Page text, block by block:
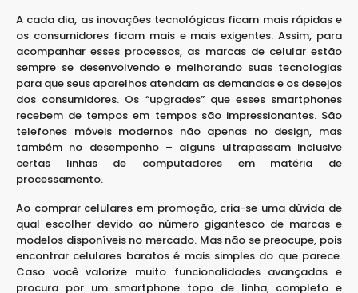
A cada dia, as inovações tecnológicas ficam mais rápidas e
os consumidores ficam mais e mais exigentes. Assim, para
acompanhar esses processos, as marcas de celular estão
sempre se desenvolvendo e melhorando suas tecnologias
para que seus aparelhos atendam as demandas e os desejos
dos consumidores. Os “upgrades” que esses smartphones
recebem de tempos em tempos são impressionantes. São
telefones móveis modernos não apenas no design, mas
também no desempenho – alguns ultrapassam inclusive
certas linhas de computadores em matéria de
processamento.
Ao comprar celulares em promoção, cria-se uma dúvida de
qual escolher devido ao número gigantesco de marcas e
modelos disponíveis no mercado. Mas não se preocupe, pois
encontrar celulares baratos é mais simples do que parece.
Caso você valorize muito funcionalidades avançadas e
procura por um smartphone topo de linha, completo e